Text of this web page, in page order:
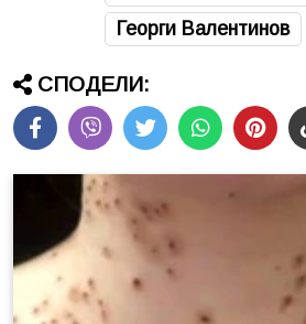
Георги Валентинов
СПОДЕЛИ: